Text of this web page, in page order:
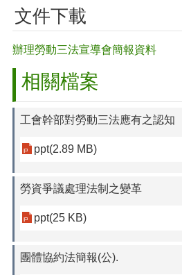
文件下載
辦理勞動三法宣導會簡報資料
相關檔案
工會幹部對勞動三法應有之認知
ppt(2.89 MB)
勞資爭議處理法制之變革
ppt(25 KB)
團體協約法簡報(公).